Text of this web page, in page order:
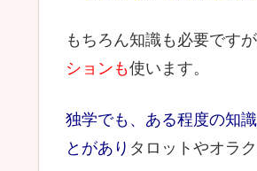
もちろん知識も必要です
ションも使います。
独学でも、ある程度の知識
とがあり タロットやオラ